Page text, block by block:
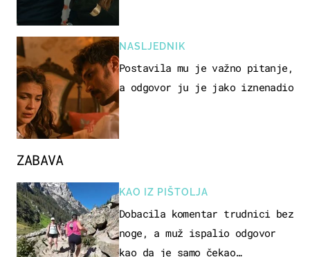
ZABAVA
KAO IZ PIŠTOLJA
Dobacila komentar trudnici bez
noge, a muž ispalio odgovor
kao da je samo čekao…
NASLJEDNIK
Postavila mu je važno pitanje,
a odgovor ju je jako iznenadio